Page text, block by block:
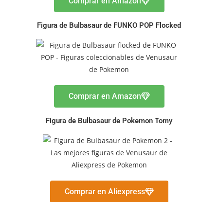
Figura de Bulbasaur de FUNKO POP Flocked
Comprar en Amazon
Figura de Bulbasaur de Pokemon Tomy
Comprar en Aliexpress